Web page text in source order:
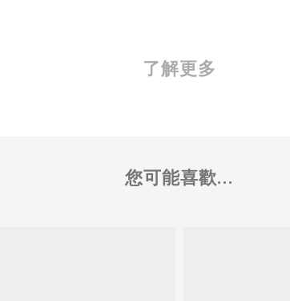
了解更多
您可能喜歡...